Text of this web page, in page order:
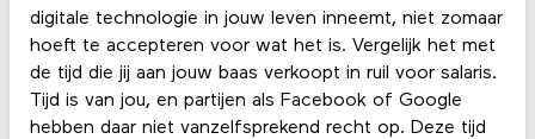
digitale technologie in jouw leven inneemt, niet zomaar
hoeft te accepteren voor wat het is. Vergelijk het met
de tijd die jij aan jouw baas verkoopt in ruil voor salaris.
Tijd is van jou, en partijen als Facebook of Google
hebben daar niet vanzelfsprekend recht op. Deze tijd